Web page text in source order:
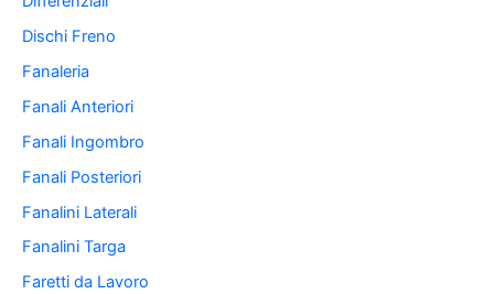
Dischi Freno
Fanaleria
Fanali Anteriori
Fanali Ingombro
Fanali Posteriori
Fanalini Laterali
Fanalini Targa
Faretti da Lavoro